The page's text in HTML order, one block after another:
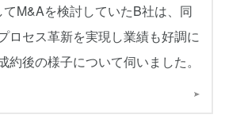
M&Aを検討していたB社は、同
ロセス革新を実現し業績も好調に
約後の様子について伺いました。